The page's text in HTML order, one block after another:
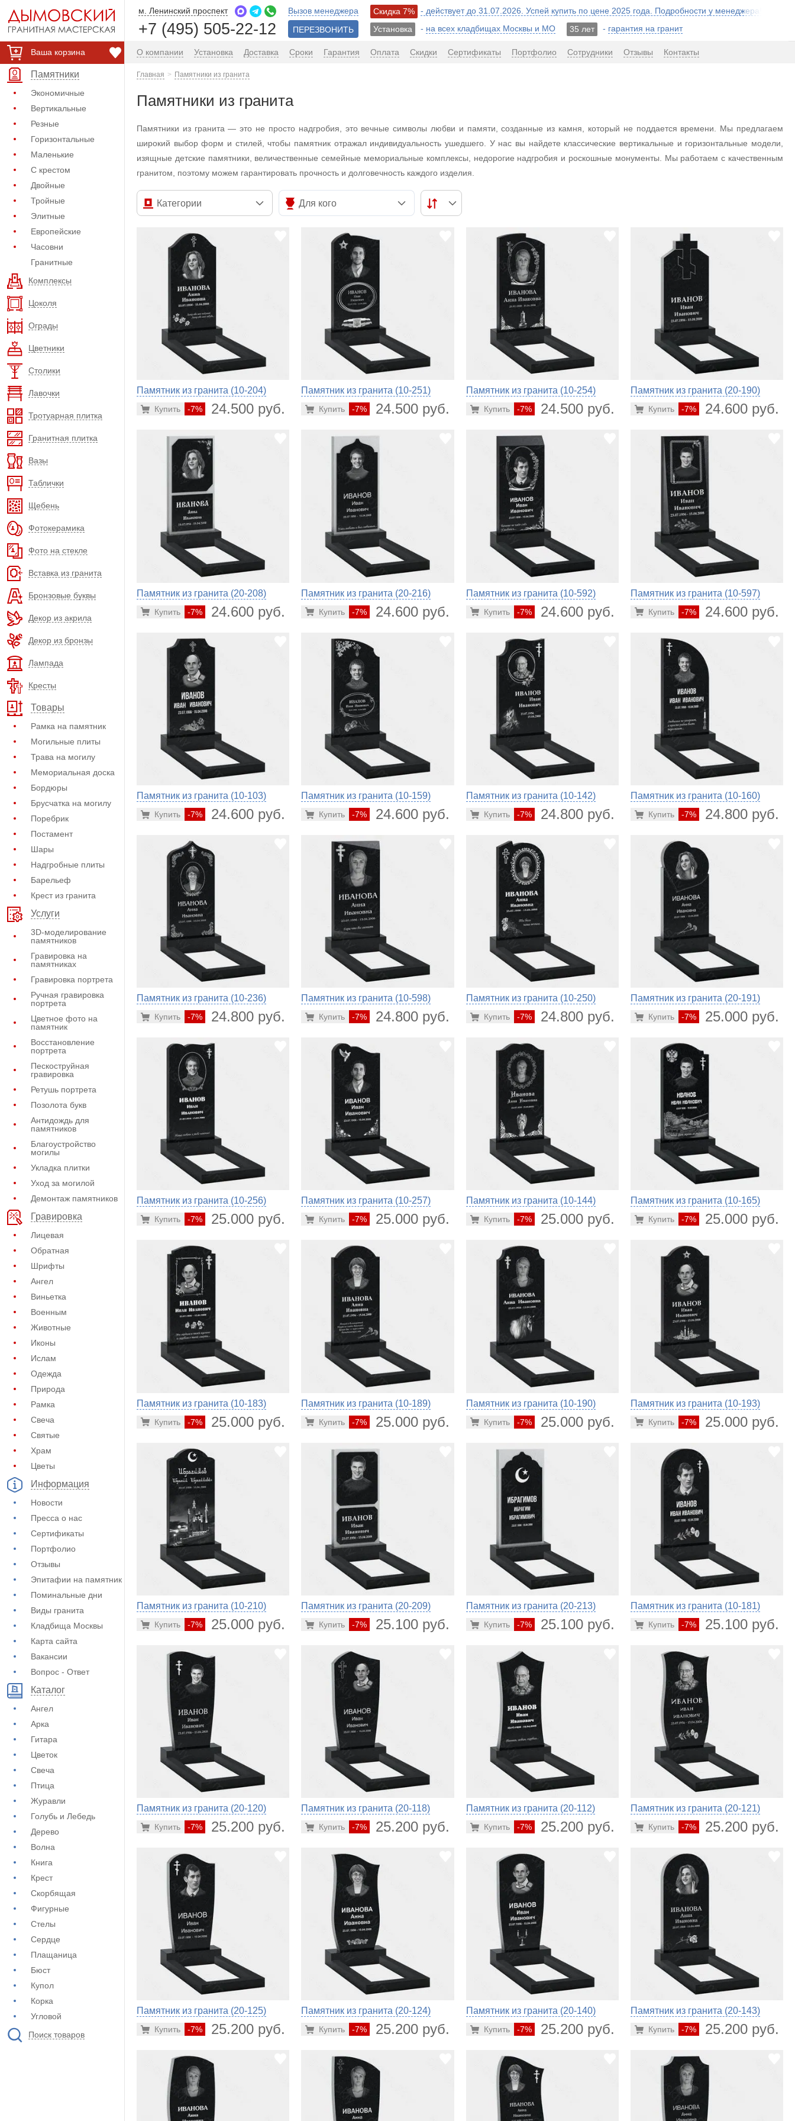
Ваша корзина
Памятники
Экономичные
Вертикальные
Резные
Горизонтальные
Маленькие
С крестом
Двойные
Тройные
Элитные
Европейские
Часовни
Гранитные
Комплексы
Цоколя
Ограды
Цветники
Столики
Лавочки
Тротуарная плитка
Гранитная плитка
Вазы
Таблички
Щебень
Фотокерамика
Фото на стекле
Вставка из гранита
Бронзовые буквы
Декор из акрила
Декор из бронзы
Лампада
Кресты
Товары
Рамка на памятник
Могильные плиты
Трава на могилу
Мемориальная доска
Бордюры
Брусчатка на могилу
Поребрик
Постамент
Шары
Надгробные плиты
Барельеф
Крест из гранита
Услуги
3D-моделирование
памятников
Гравировка на
памятниках
Гравировка портрета
Ручная гравировка
портрета
Цветное фото на
памятник
Восстановление
портрета
Пескоструйная
гравировка
Ретушь портрета
Позолота букв
Антидождь для
памятников
Благоустройство
могилы
Укладка плитки
Уход за могилой
Демонтаж памятников
Гравировка
Лицевая
Обратная
Шрифты
Ангел
Виньетка
Военным
Животные
Иконы
Ислам
Одежда
Природа
Рамка
Свеча
Святые
Храм
Цветы
Информация
Новости
Пресса о нас
Сертификаты
Портфолио
Отзывы
Эпитафии на памятник
Поминальные дни
Виды гранита
Кладбища Москвы
Карта сайта
Вакансии
Вопрос - Ответ
Каталог
Ангел
Арка
Гитара
Цветок
Свеча
Птица
Журавли
Голубь и Лебедь
Дерево
Волна
Книга
Крест
Скорбящая
Фигурные
Стелы
Сердце
Плащаница
Бюст
Купол
Корка
Угловой
Поиск товаров
м. Ленинский проспект
+7 (495) 505-22-12
Вызов менеджера
ПЕРЕЗВОНИТЬ
Скидка 7%
- действует до 31.07.2026. Успей купить по цене 2025 года. Подробности у менеджера!
Установка
- на всех кладбищах Москвы и МО 35 лет - гарантия на гранит
О компании Установка Доставка Сроки Гарантия Оплата Скидки Сертификаты Портфолио Сотрудники Отзывы Контакты
Главная Памятники из гранита
Памятники из гранита
Памятники из гранита — это не просто надгробия, это вечные символы любви и памяти, созданные из камня, который не поддается времени. Мы предлагаем
широкий выбор форм и стилей, чтобы памятник отражал индивидуальность ушедшего. У нас вы найдете классические вертикальные и горизонтальные модели,
изящные детские памятники, величественные семейные мемориальные комплексы, недорогие надгробия и роскошные монументы. Мы работаем с качественным
гранитом, поэтому можем гарантировать прочность и долговечность каждого изделия.
Категории Для кого
Памятник из гранита (10-204)
-7% 24.500 руб.
Купить
Памятник из гранита (10-251)
-7% 24.500 руб.
Купить
Памятник из гранита (10-254)
-7% 24.500 руб.
Купить
Памятник из гранита (20-190)
-7% 24.600 руб.
Купить
Памятник из гранита (20-208)
-7% 24.600 руб.
Купить
Памятник из гранита (20-216)
-7% 24.600 руб.
Купить
Памятник из гранита (10-592)
-7% 24.600 руб.
Купить
Памятник из гранита (10-597)
-7% 24.600 руб.
Купить
Памятник из гранита (10-103)
-7% 24.600 руб.
Купить
Памятник из гранита (10-159)
-7% 24.600 руб.
Купить
Памятник из гранита (10-142)
-7% 24.800 руб.
Купить
Памятник из гранита (10-160)
-7% 24.800 руб.
Купить
Памятник из гранита (10-236)
-7% 24.800 руб.
Купить
Памятник из гранита (10-598)
-7% 24.800 руб.
Купить
Памятник из гранита (10-250)
-7% 24.800 руб.
Купить
Памятник из гранита (20-191)
-7% 25.000 руб.
Купить
Памятник из гранита (10-256)
-7% 25.000 руб.
Купить
Памятник из гранита (10-257)
-7% 25.000 руб.
Купить
Памятник из гранита (10-144)
-7% 25.000 руб.
Купить
Памятник из гранита (10-165)
-7% 25.000 руб.
Купить
Памятник из гранита (10-183)
-7% 25.000 руб.
Купить
Памятник из гранита (10-189)
-7% 25.000 руб.
Купить
Памятник из гранита (10-190)
-7% 25.000 руб.
Купить
Памятник из гранита (10-193)
-7% 25.000 руб.
Купить
Памятник из гранита (10-210)
-7% 25.000 руб.
Купить
Памятник из гранита (20-209)
-7% 25.100 руб.
Купить
Памятник из гранита (20-213)
-7% 25.100 руб.
Купить
Памятник из гранита (10-181)
-7% 25.100 руб.
Купить
Памятник из гранита (20-120)
-7% 25.200 руб.
Купить
Памятник из гранита (20-118)
-7% 25.200 руб.
Купить
Памятник из гранита (20-112)
-7% 25.200 руб.
Купить
Памятник из гранита (20-121)
-7% 25.200 руб.
Купить
Памятник из гранита (20-125)
-7% 25.200 руб.
Купить
Памятник из гранита (20-124)
-7% 25.200 руб.
Купить
Памятник из гранита (20-140)
-7% 25.200 руб.
Купить
Памятник из гранита (20-143)
-7% 25.200 руб.
Купить